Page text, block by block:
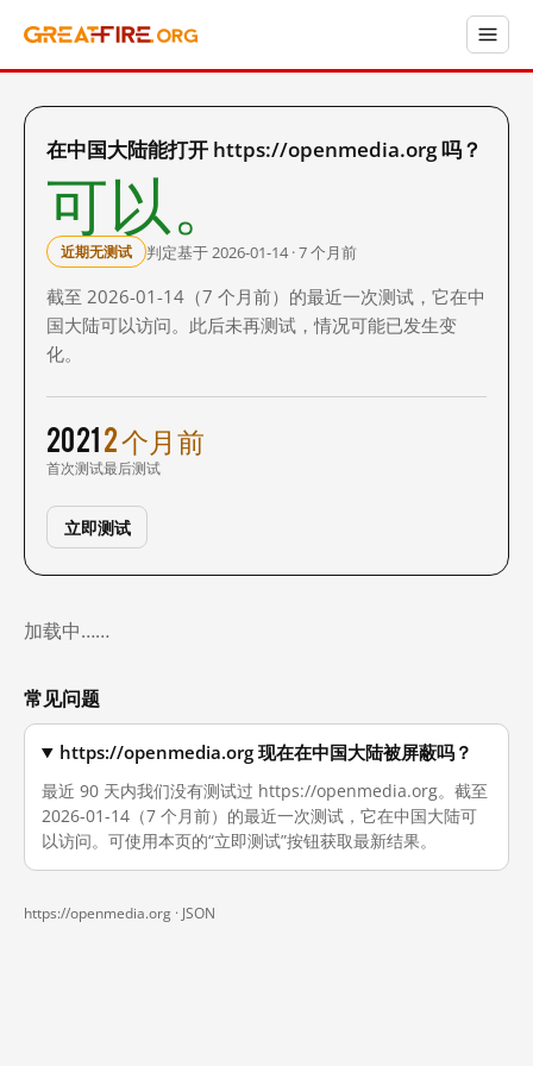
在中国大陆能打开 https://openmedia.org 吗？
可以。
近期无测试 判定基于 2026-01-14 · 7 个月前
截至 2026-01-14（7 个月前）的最近一次测试，它在中
国大陆可以访问。此后未再测试，情况可能已发生变
化。
2021
首次测试
2 个月前
最后测试
立即测试
加载中……
常见问题
https://openmedia.org 现在在中国大陆被屏蔽吗？
最近 90 天内我们没有测试过 https://openmedia.org。截至
2026-01-14（7 个月前）的最近一次测试，它在中国大陆可
以访问。可使用本页的“立即测试”按钮获取最新结果。
https://openmedia.org · JSON